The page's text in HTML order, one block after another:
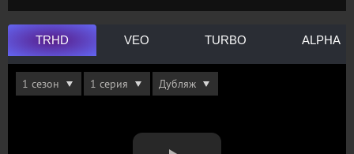
TRHD VEO TURBO ALPHA